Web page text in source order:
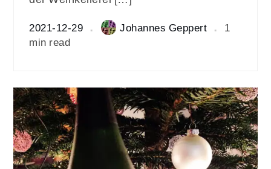
2021-12-29 Johannes Geppert
1
min read